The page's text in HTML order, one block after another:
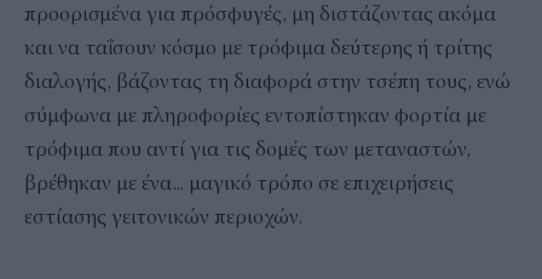
προορισμένα για πρόσφυγές, μη διστάζοντας ακόμα
και να ταΐσουν κόσμο με τρόφιμα δεύτερης ή τρίτης
διαλογής, βάζοντας τη διαφορά στην τσέπη τους, ενώ
σύμφωνα με πληροφορίες εντοπίστηκαν φορτία με
τρόφιμα που αντί για τις δομές των μεταναστών,
βρέθηκαν με ένα... μαγικό τρόπο σε επιχειρήσεις
εστίασης γειτονικών περιοχών.